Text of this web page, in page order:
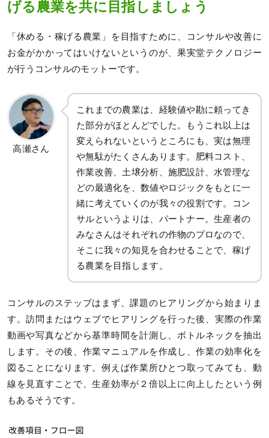
げる農業を共に目指しましょう
「休める・稼げる農業」を目指すために、コンサルや改善に
お金がかかってはいけないというのが、果実堂テクノロジー
が行うコンサルのモットーです。
高瀬さん
これまでの農業は、経験値や勘に頼ってき
た部分がほとんどでした。もうこれ以上は
変えられないというところにも、実は無理
や無駄がたくさんあります。肥料コスト、
作業改善、土壌分析、施肥設計、水管理な
どの最適化を、数値やロジックをもとに一
緒に考えていくのが我々の役割です。コン
サルというよりは、パートナー。生産者の
みなさんはそれぞれの作物のプロなので、
そこに我々の知見を合わせることで、稼げ
る農業を目指します。
コンサルのステップはまず、課題のヒアリングから始まりま
す。訪問またはウェブでヒアリングを行った後、実際の作業
動画や写真などから基準時間を計測し、ボトルネックを抽出
します。その後、作業マニュアルを作成し、作業の効率化を
図ることになります。例えば作業所ひとつ取ってみても、動
線を見直すことで、生産効率が２倍以上に向上したという例
もあるそうです。